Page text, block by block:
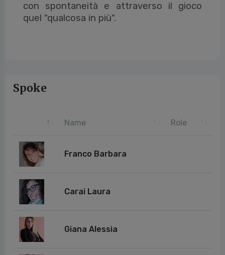
con spontaneità e attraverso il gioco
quel "qualcosa in più".
Spoke
Name Role
Franco Barbara
Carai Laura
Giana Alessia